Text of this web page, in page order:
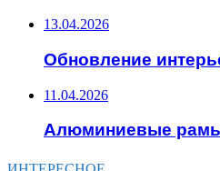
13.04.2026
Обновление
11.04.2026
Алюминиевые